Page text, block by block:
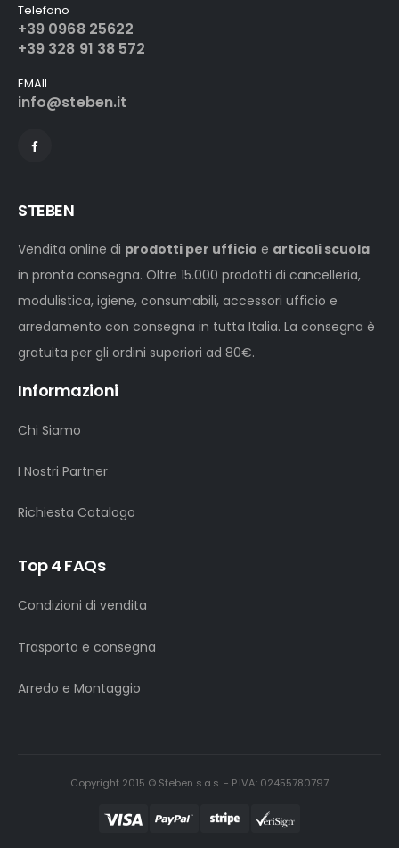
Telefono
+39 0968 25622
+39 328 91 38 572
EMAIL
info@steben.it
STEBEN
Vendita online di prodotti per ufficio e articoli scuola
in pronta consegna. Oltre 15.000 prodotti di cancelleria,
modulistica, igiene, consumabili, accessori ufficio e
arredamento con consegna in tutta Italia. La consegna è
gratuita per gli ordini superiori ad 80€.
Informazioni
Chi Siamo
I Nostri Partner
Richiesta Catalogo
Top 4 FAQs
Condizioni di vendita
Trasporto e consegna
Arredo e Montaggio
Copyright 2015 © Steben s.a.s. - P.IVA: 02455780797